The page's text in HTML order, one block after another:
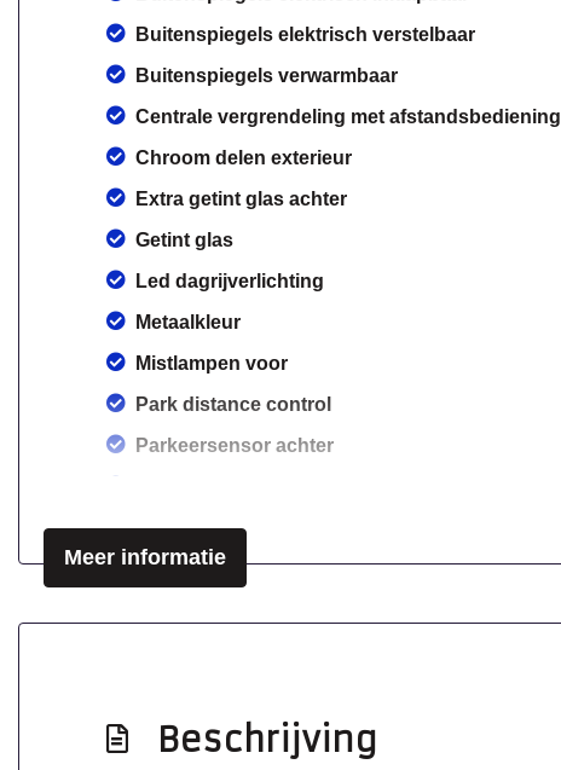
Buitenspiegels elektrisch verstelbaar
Buitenspiegels verwarmbaar
Centrale vergrendeling met afstandsbediening
Chroom delen exterieur
Extra getint glas achter
Getint glas
Led dagrijverlichting
Metaalkleur
Mistlampen voor
Park distance control
Parkeersensor achter
Sportvelgen
Meer informatie
Beschrijving